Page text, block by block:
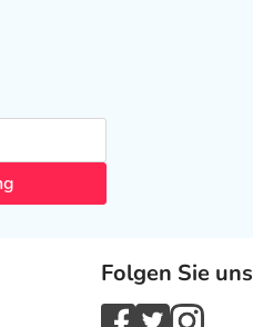
Folgen Sie uns